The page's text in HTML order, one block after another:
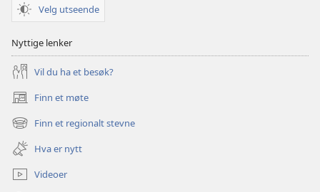
Velg utseende
Nyttige lenker
Vil du ha et besøk?
Finn et møte
(åpner
nytt
vindu)
Finn et regionalt stevne
(åpner
nytt
vindu)
Hva er nytt
Videoer